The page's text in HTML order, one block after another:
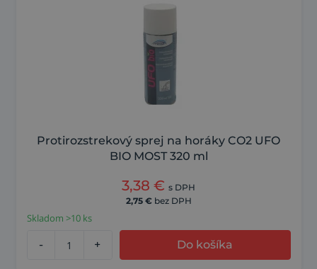
Protirozstrekový sprej na horáky CO2 UFO
BIO MOST 320 ml
3,38 € s DPH
2,75 € bez DPH
Skladom >10 ks
- + Do košíka